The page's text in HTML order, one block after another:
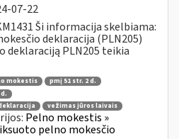
07-22
Ši informacija skelbiama:
deklaracija (PLN205)
deklaraciją PLN205 teikia
mokestis
pmį 51 str. 2 d.
vežimas jūros laivais
Pelno mokestis »
pelno mokesčio